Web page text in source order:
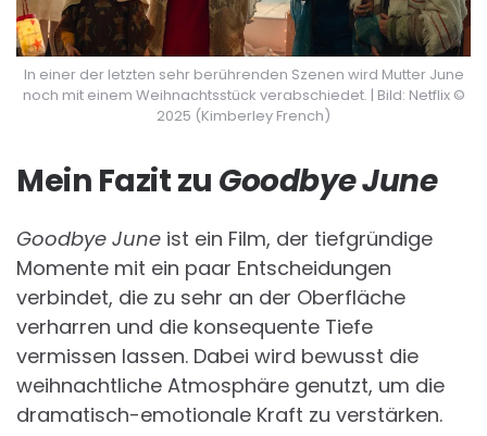
In einer der letzten sehr berührenden Szenen wird Mutter June
noch mit einem Weihnachtsstück verabschiedet. | Bild: Netflix ©
2025 (Kimberley French)
Mein Fazit zu Goodbye June
Goodbye June ist ein Film, der tiefgründige
Momente mit ein paar Entscheidungen
verbindet, die zu sehr an der Oberfläche
verharren und die konsequente Tiefe
vermissen lassen. Dabei wird bewusst die
weihnachtliche Atmosphäre genutzt, um die
dramatisch-emotionale Kraft zu verstärken.